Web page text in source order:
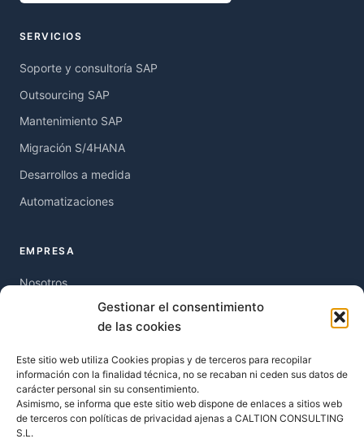
Gestionar el consentimiento
de las cookies
Este sitio web utiliza Cookies propias y de terceros para recopilar
información con la finalidad técnica, no se recaban ni ceden sus datos de
carácter personal sin su consentimiento.
Asimismo, se informa que este sitio web dispone de enlaces a sitios web
de terceros con políticas de privacidad ajenas a CALTION CONSULTING
S.L.
SERVICIOS
Soporte y consultoría SAP
Outsourcing SAP
Mantenimiento SAP
Migración S/4HANA
Desarrollos a medida
Automatizaciones
EMPRESA
Nosotros
Contacto
LEGAL